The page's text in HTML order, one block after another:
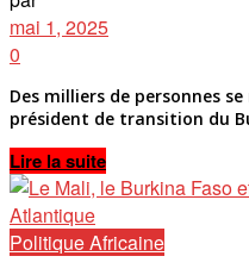
mai 1, 2025
0
Des milliers de personnes
président de transition du
Lire la suiteDetails
Politique Africaine